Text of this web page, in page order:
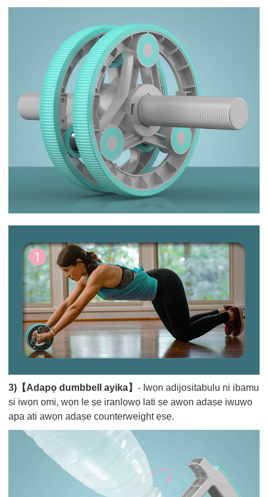
3)【Adapọ dumbbell ayika】- Iwọn adijositabulu ni ibamu
si iwọn omi, wọn le ṣe iranlọwọ lati ṣe awọn adaṣe iwuwo
apa ati awọn adaṣe counterweight ẹsẹ.